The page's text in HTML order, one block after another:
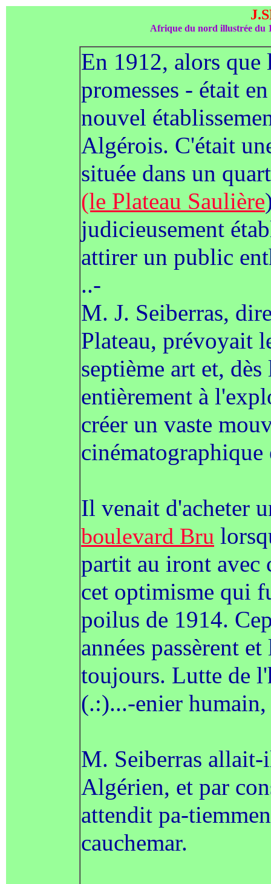
Afrique du nord illustrée du
En 1912, alors que
promesses - était
nouvel
Algérois. C'était
située dans un
(le Plateau Saulière
judicieusement
attirer un public
..-
M. J. Seiberras,
Plateau, prévoyait
septième art et,
entièrement à
créer un vaste
Il venait d'acheter
boulevard Bru
partit au iront avec
cet optimisme qui
poilus de 1914.
années passèrent
toujours. Lutte de
(.:)...-enier
M. Seiberras allait-
Algérien, et par
attendit pa-
cauchemar.